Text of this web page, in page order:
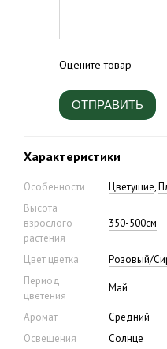
Оцените товар
ОТПРАВИТЬ
Характеристики
Особенности Цветущие,
Высота
взрослого
растения
350-500см
Цвет цветка
Розовый/
Период
цветения
Май
Аромат
Средний
Освещения
Солнце